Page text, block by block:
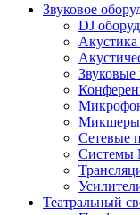
Звуковое
DJ
Звуковые
Микшеры
Сетевые
Системы
Театральный